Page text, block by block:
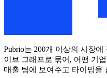
Pubrio는 200개 이상의 시장
이브 그래프로 묶어, 어떤 기
매출 팀에 보여주고 타이밍을